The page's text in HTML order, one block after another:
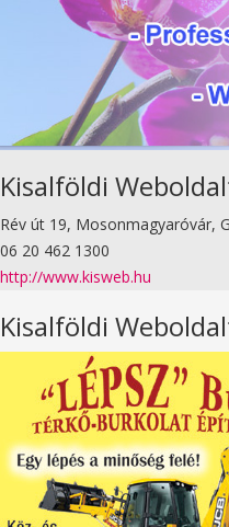
Kisalföldi
Rév út 19, Mosonmagyaróvár,
06 20 462 1300
http://www.kisweb.hu
Kisalföldi